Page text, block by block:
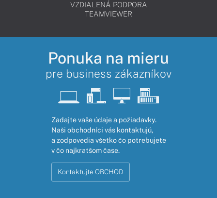
VZDIALENÁ PODPORA
TEAMVIEWER
Ponuka na mieru
pre business zákazníkov
Zadajte vaše údaje a požiadavky.
Naši obchodníci vás kontaktujú,
a zodpovedia všetko čo potrebujete
v čo najkratšom čase.
Kontaktujte OBCHOD